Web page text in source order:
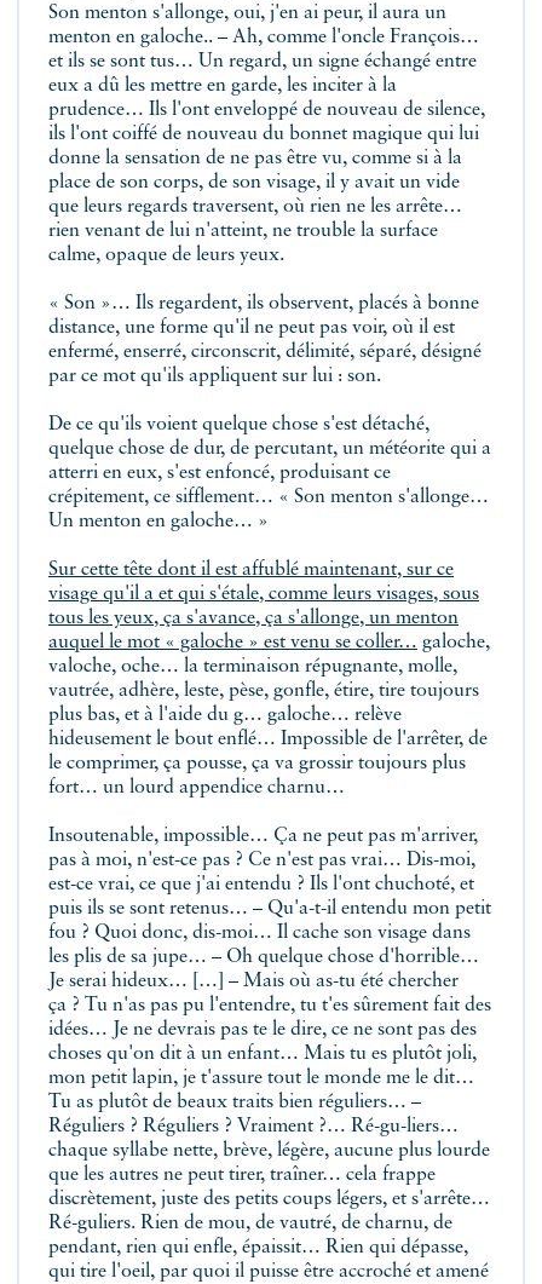
Son menton s'allonge, oui, j'en ai peur, il aura un
menton en galoche.. – Ah, comme l'oncle François…
et ils se sont tus… Un regard, un signe échangé entre
eux a dû les mettre en garde, les inciter à la
prudence… Ils l'ont enveloppé de nouveau de silence,
ils l'ont coiffé de nouveau du bonnet magique qui lui
donne la sensation de ne pas être vu, comme si à la
place de son corps, de son visage, il y avait un vide
que leurs regards traversent, où rien ne les arrête…
rien venant de lui n'atteint, ne trouble la surface
calme, opaque de leurs yeux.
« Son »… Ils regardent, ils observent, placés à bonne
distance, une forme qu'il ne peut pas voir, où il est
enfermé, enserré, circonscrit, délimité, séparé, désigné
par ce mot qu'ils appliquent sur lui : son.
De ce qu'ils voient quelque chose s'est détaché,
quelque chose de dur, de percutant, un météorite qui a
atterri en eux, s'est enfoncé, produisant ce
crépitement, ce sifflement… « Son menton s'allonge…
Un menton en galoche… »
Sur cette tête dont il est affublé maintenant, sur ce
visage qu'il a et qui s'étale, comme leurs visages, sous
tous les yeux, ça s'avance, ça s'allonge, un menton
auquel le mot « galoche » est venu se coller… galoche,
valoche, oche… la terminaison répugnante, molle,
vautrée, adhère, leste, pèse, gonfle, étire, tire toujours
plus bas, et à l'aide du g… galoche… relève
hideusement le bout enflé… Impossible de l'arrêter, de
le comprimer, ça pousse, ça va grossir toujours plus
fort… un lourd appendice charnu…
Insoutenable, impossible… Ça ne peut pas m'arriver,
pas à moi, n'est-ce pas ? Ce n'est pas vrai… Dis-moi,
est-ce vrai, ce que j'ai entendu ? Ils l'ont chuchoté, et
puis ils se sont retenus… – Qu'a-t-il entendu mon petit
fou ? Quoi donc, dis-moi… Il cache son visage dans
les plis de sa jupe… – Oh quelque chose d'horrible…
Je serai hideux… […] – Mais où as-tu été chercher
ça ? Tu n'as pas pu l'entendre, tu t'es sûrement fait des
idées… Je ne devrais pas te le dire, ce ne sont pas des
choses qu'on dit à un enfant… Mais tu es plutôt joli,
mon petit lapin, je t'assure tout le monde me le dit…
Tu as plutôt de beaux traits bien réguliers… –
Réguliers ? Réguliers ? Vraiment ?… Ré-gu-liers…
chaque syllabe nette, brève, légère, aucune plus lourde
que les autres ne peut tirer, traîner… cela frappe
discrètement, juste des petits coups légers, et s'arrête…
Ré-guliers. Rien de mou, de vautré, de charnu, de
pendant, rien qui enfle, épaissit… Rien qui dépasse,
qui tire l'oeil, par quoi il puisse être accroché et amené